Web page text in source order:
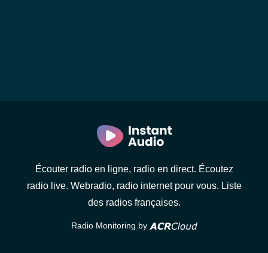
Écouter radio en ligne, radio en direct. Écoutez
radio live. Webradio, radio internet pour vous. Liste
des radios françaises.
Radio Monitoring by